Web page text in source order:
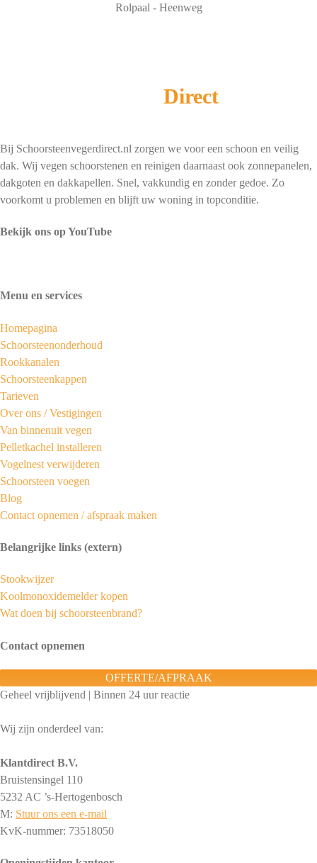
Rolpaal - Heenweg
Direct
Bij Schoorsteenvegerdirect.nl zorgen we voor een schoon en veilig
dak. Wij vegen schoorstenen en reinigen daarnaast ook zonnepanelen,
dakgoten en dakkapellen. Snel, vakkundig en zonder gedoe. Zo
voorkomt u problemen en blijft uw woning in topconditie.
Bekijk ons op YouTube
Menu en services
Homepagina
Schoorsteenonderhoud
Rookkanalen
Schoorsteenkappen
Tarieven
Over ons /Vestigingen
Van binnenuit vegen
Pelletkachel installeren
Vogelnest verwijderen
Schoorsteen voegen
Blog
Contact opnemen / afspraak maken
Belangrijke links (extern)
Stookwijzer
Koolmonoxidemelder kopen
Wat doen bij schoorsteenbrand?
Contact opnemen
OFFERTE/AFPRAAK
Geheel vrijblijvend | Binnen 24 uur reactie
Wij zijn onderdeel van:
Klantdirect B.V.
Bruistensingel 110
5232 AC ’s-Hertogenbosch
M: Stuur ons een e-mail
KvK-nummer: 73518050